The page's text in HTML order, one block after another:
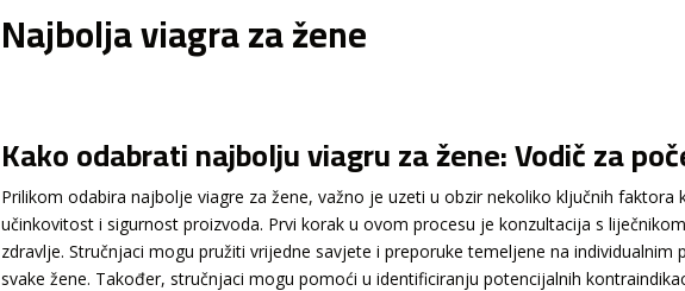
Najbolja viagra za žene
Kako odabrati najbolju viagru za žene: Vodič za
Prilikom odabira najbolje viagre za žene, važno je uzeti u obzir nekoliko ključnih
učinkovitost i sigurnost proizvoda. Prvi korak u ovom procesu je konzultacija s
zdravlje. Stručnjaci mogu pružiti vrijedne savjete i preporuke temeljene na
svake žene. Također, stručnjaci mogu pomoći u identificiranju potencijalnih